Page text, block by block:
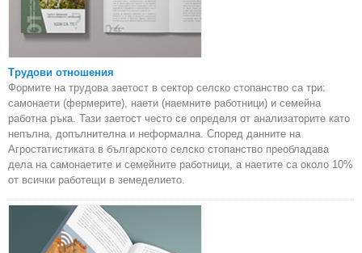
Трудови отношения
Формите на трудова заетост в сектор селско стопанство са три:
самонаети (фермерите), наети (наемните работници) и семейна
работна ръка. Тази заетост често се определя от анализаторите като
непълна, допълнителна и неформална. Според данните на
Агростатистиката в българското селско стопанство преобладава
дела на самонаетите и семейните работници, а наетите са около 10%
от всички работещи в земеделието.